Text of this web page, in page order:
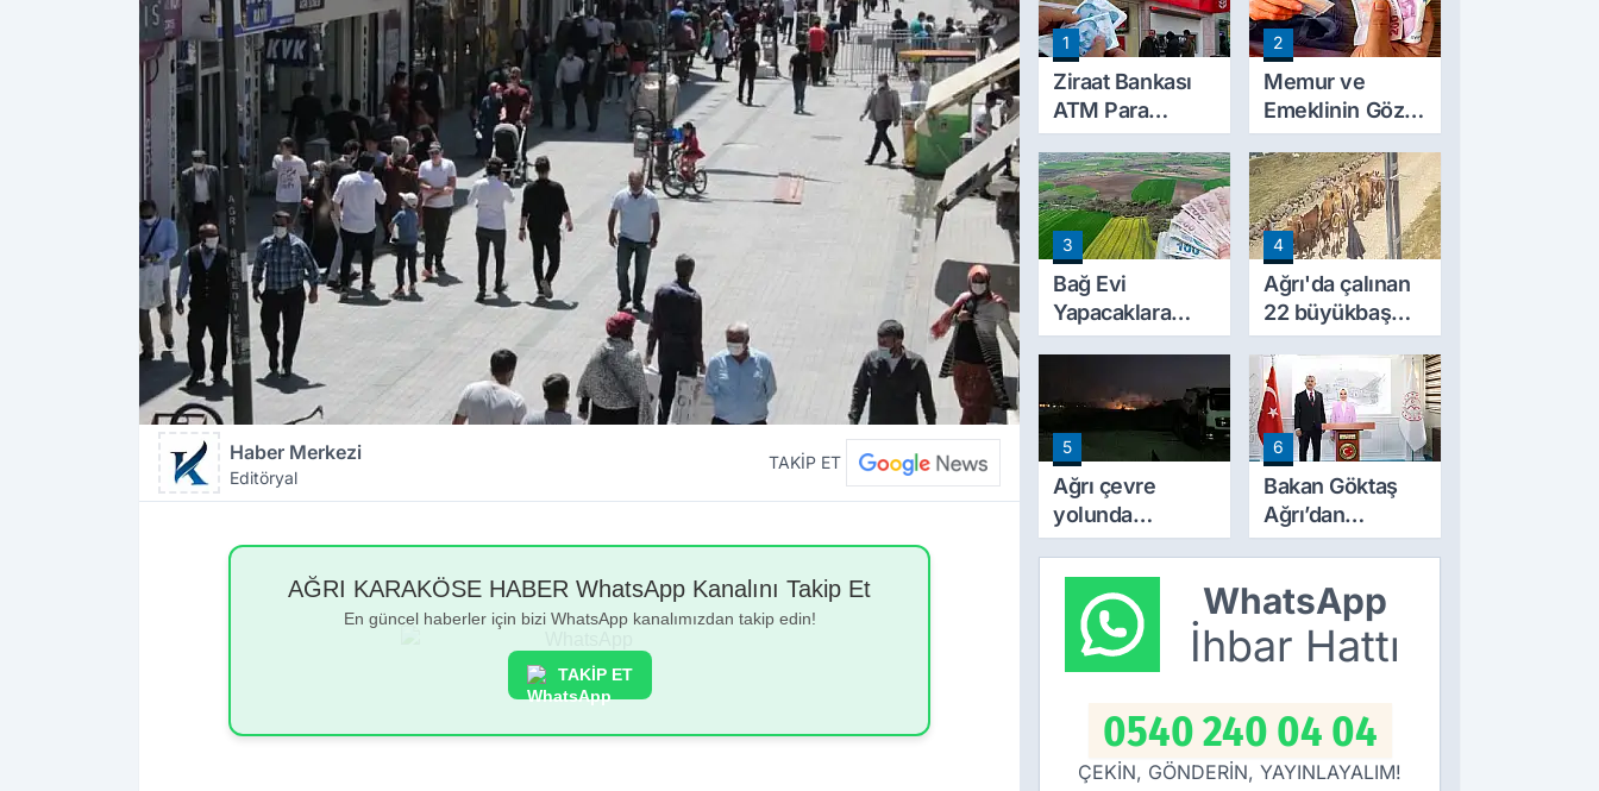
Haber Merkezi
Editöryal
TAKİP ET
AĞRI KARAKÖSE HABER WhatsApp Kanalını Takip Et
En güncel haberler için bizi WhatsApp kanalımızdan takip edin!
TAKİP ET
1
Ziraat Bankası
ATM Para
Çekme Limitini
Artırdı: Günlük
Ücretsiz Limit
30 Bin TL Oldu
2
Memur ve
Emeklinin Gözü
Ocak
Zammında: İlk
Hesaplamalar
Belli Olmaya
Başladı
3
Bağ Evi
Yapacaklara
Yeni Dönem:
Arazilerinde
Yapılaşma
Şartları Değişti
4
Ağrı'da çalınan
22 büyükbaş
hayvandan 15’i
Doğubayazıt’ta
bulundu
5
Ağrı çevre
yolunda
korkutan
yangın! alevler
geceyi aydınlattı
6
Bakan Göktaş
Ağrı’dan
‘Terörsüz
verdi
WhatsApp
İhbar Hattı
0540 240 04 04
ÇEKİN, GÖNDERİN, YAYINLAYALIM!